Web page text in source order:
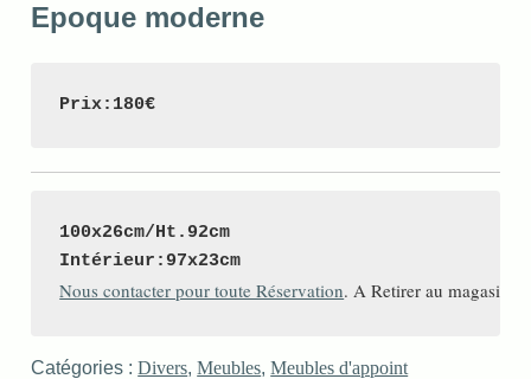
Epoque moderne
Prix:180€
100x26cm/Ht.92cm
Nous contacter pour toute Réservation. A Retirer au magasin
Catégories :Divers,Meubles,Meubles d'appoint